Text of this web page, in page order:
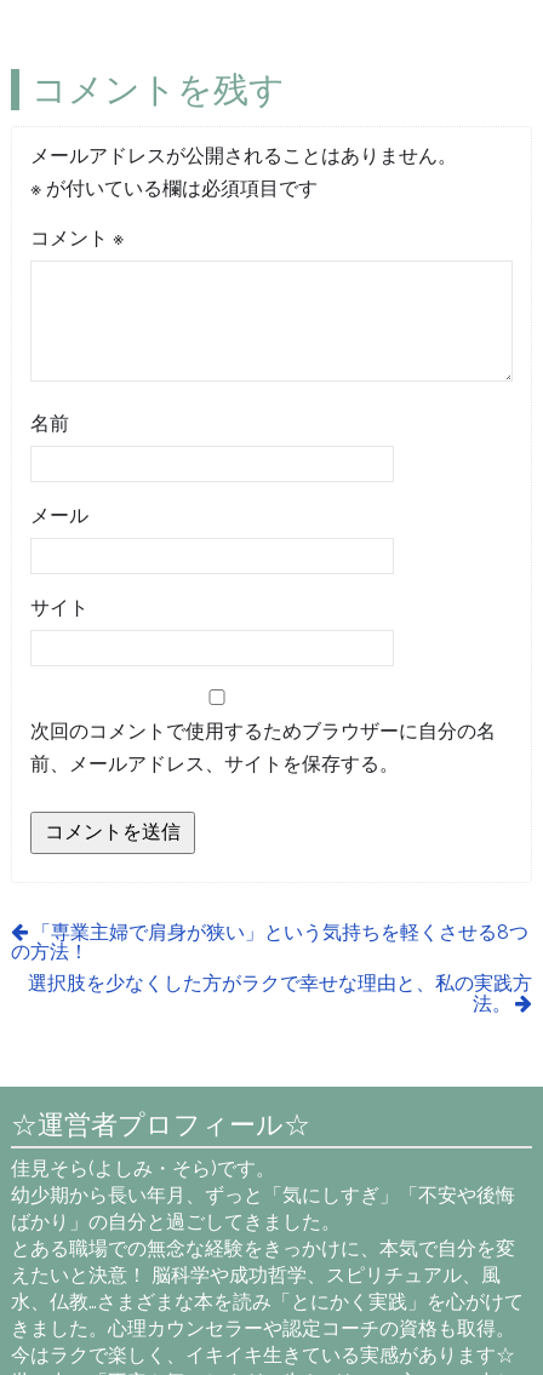
コメントを残す
メールアドレスが公開されることはありません。
※が付いている欄は必須項目です
コメント ※
名前
メール
サイト
次回のコメントで使用するためブラウザーに自分の名
前、メールアドレス、サイトを保存する。
「専業主婦で肩身が狭い」という気持ちを軽くさせる8つ
の方法！
選択肢を少なくした方がラクで幸せな理由と、私の実践方
法。
☆運営者プロフィール☆
佳見そら(よしみ・そら)です。
幼少期から長い年月、ずっと「気にしすぎ」「不安や後悔
ばかり」の自分と過ごしてきました。
とある職場での無念な経験をきっかけに、本気で自分を変
えたいと決意！ 脳科学や成功哲学、スピリチュアル、風
水、仏教…さまざまな本を読み「とにかく実践」を心がけて
きました。心理カウンセラーや認定コーチの資格も取得。
今はラクで楽しく、イキイキ生きている実感があります☆